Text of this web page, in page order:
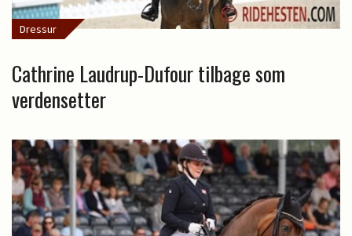
Dressur
Cathrine Laudrup-Dufour tilbage som
verdensetter